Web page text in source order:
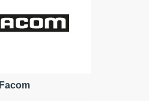
Facom